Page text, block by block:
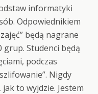
informatyki
Odpowiednikiem
będą nagrane
grup. Studenci będą
podczas
Nigdy
to wyjdzie. Jestem